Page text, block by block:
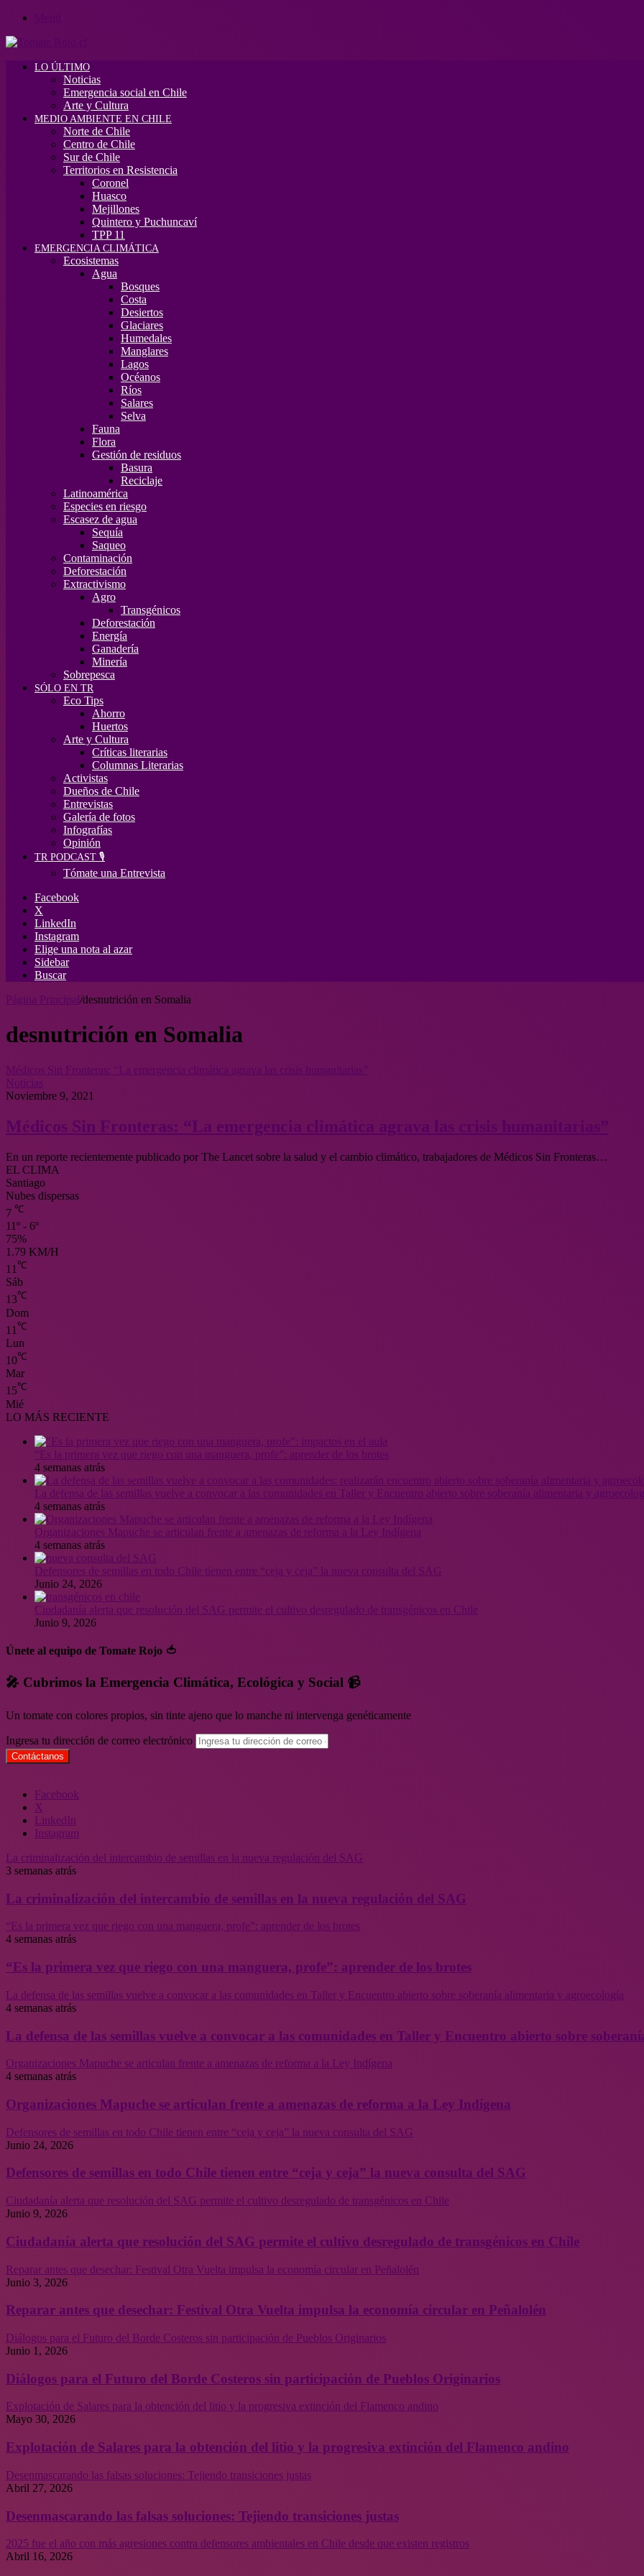
LO ÚLTIMO
Noticias
Emergencia social en Chile
Arte y Cultura
MEDIO AMBIENTE EN CHILE
Norte de Chile
Centro de Chile
Sur de Chile
Territorios en Resistencia
Coronel
Huasco
Mejillones
Quintero y Puchuncaví
TPP 11
EMERGENCIA CLIMÁTICA
Ecosistemas
Agua
Bosques
Costa
Desiertos
Glaciares
Humedales
Manglares
Lagos
Océanos
Ríos
Salares
Selva
Fauna
Flora
Gestión de residuos
Basura
Reciclaje
Latinoamérica
Especies en riesgo
Escasez de agua
Sequía
Saqueo
Contaminación
Deforestación
Extractivismo
Agro
Transgénicos
Deforestación
Energía
Ganadería
Minería
Sobrepesca
SÓLO EN TR
Eco Tips
Ahorro
Huertos
Arte y Cultura
Críticas literarias
Columnas Literarias
Activistas
Dueños de Chile
Entrevistas
Galería de fotos
Infografías
Opinión
TR PODCAST 🎙️
Tómate una Entrevista
Facebook
X
LinkedIn
Instagram
Elige una nota al azar
Sidebar
Buscar
Página Principal /desnutrición en Somalia
desnutrición en Somalia
Médicos Sin Fronteras: “La emergencia climática agrava las crisis humanitarias”
Noticias
Noviembre 9, 2021
Médicos Sin Fronteras: “La emergencia climática agrava las crisis humanitarias”
En un reporte recientemente publicado por The Lancet sobre la salud y el cambio climático, trabajadores de Médicos Sin Fronteras…
EL CLIMA
Santiago
Nubes dispersas
7 ℃
11º - 6º
75%
1.79 KM/H
11 ℃
Sáb
13℃
Dom
11 ℃
Lun
10℃
Mar
15℃
Mié
LO MÁS RECIENTE
“Es la primera vez que riego con una manguera, profe”: aprender de los brotes
4 semanas atrás
La defensa de las semillas vuelve a convocar a las comunidades en Taller y Encuentro abierto sobre soberanía alimentaria y
4 semanas atrás
Organizaciones Mapuche se articulan frente a amenazas de reforma a la Ley Indígena
4 semanas atrás
Defensores de semillas en todo Chile tienen entre “ceja y ceja” la nueva consulta del SAG
Junio 24, 2026
Ciudadanía alerta que resolución del SAG permite el cultivo desregulado de transgénicos en Chile
Junio 9, 2026
Únete al equipo de Tomate Rojo 🍅
🎤 Cubrimos la Emergencia Climática, Ecológica y Social 📹
Un tomate con colores propios, sin tinte ajeno que lo manche ni intervenga genéticamente
Ingresa tu dirección de correo electrónico
Facebook
X
LinkedIn
Instagram
La criminalización del intercambio de semillas en la nueva regulación del SAG
3 semanas atrás
La criminalización del intercambio de semillas en la nueva regulación del SAG
“Es la primera vez que riego con una manguera, profe”: aprender de los brotes
4 semanas atrás
“Es la primera vez que riego con una manguera, profe”: aprender de los brotes
La defensa de las semillas vuelve a convocar a las comunidades en Taller y Encuentro abierto sobre soberanía alimentaria y agroecología
4 semanas atrás
La defensa de las semillas vuelve a convocar a las comunidades en Taller y Encuentro abierto sobre
Organizaciones Mapuche se articulan frente a amenazas de reforma a la Ley Indígena
4 semanas atrás
Organizaciones Mapuche se articulan frente a amenazas de reforma a la Ley Indígena
Defensores de semillas en todo Chile tienen entre “ceja y ceja” la nueva consulta del SAG
Junio 24, 2026
Defensores de semillas en todo Chile tienen entre “ceja y ceja” la nueva consulta del SAG
Ciudadanía alerta que resolución del SAG permite el cultivo desregulado de transgénicos en Chile
Junio 9, 2026
Ciudadanía alerta que resolución del SAG permite el cultivo desregulado de transgénicos en Chile
Reparar antes que desechar: Festival Otra Vuelta impulsa la economía circular en Peñalolén
Junio 3, 2026
Reparar antes que desechar: Festival Otra Vuelta impulsa la economía circular en Peñalolén
Diálogos para el Futuro del Borde Costeros sin participación de Pueblos Originarios
Junio 1, 2026
Diálogos para el Futuro del Borde Costeros sin participación de Pueblos Originarios
Explotación de Salares para la obtención del litio y la progresiva extinción del Flamenco andino
Mayo 30, 2026
Explotación de Salares para la obtención del litio y la progresiva extinción del Flamenco andino
Desenmascarando las falsas soluciones: Tejiendo transiciones justas
Abril 27, 2026
Desenmascarando las falsas soluciones: Tejiendo transiciones justas
2025 fue el año con más agresiones contra defensores ambientales en Chile desde que existen registros
Abril 16, 2026